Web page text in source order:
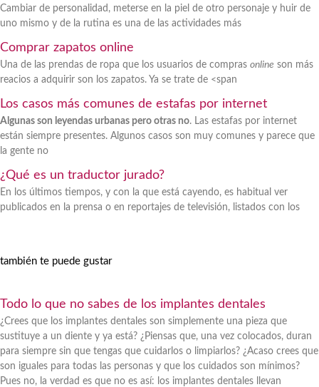
Cambiar de personalidad, meterse en la piel de otro personaje y huir de
uno mismo y de la rutina es una de las actividades más
Comprar zapatos online
Una de las prendas de ropa que los usuarios de compras online son más
reacios a adquirir son los zapatos. Ya se trate de <span
Los casos más comunes de estafas por internet
Algunas son leyendas urbanas pero otras no. Las estafas por internet
están siempre presentes. Algunos casos son muy comunes y parece que
la gente no
¿Qué es un traductor jurado?
En los últimos tiempos, y con la que está cayendo, es habitual ver
publicados en la prensa o en reportajes de televisión, listados con los
también te puede gustar
Todo lo que no sabes de los implantes dentales
¿Crees que los implantes dentales son simplemente una pieza que
sustituye a un diente y ya está? ¿Piensas que, una vez colocados, duran
para siempre sin que tengas que cuidarlos o limpiarlos? ¿Acaso crees que
son iguales para todas las personas y que los cuidados son mínimos?
Pues no, la verdad es que no es así: los implantes dentales llevan